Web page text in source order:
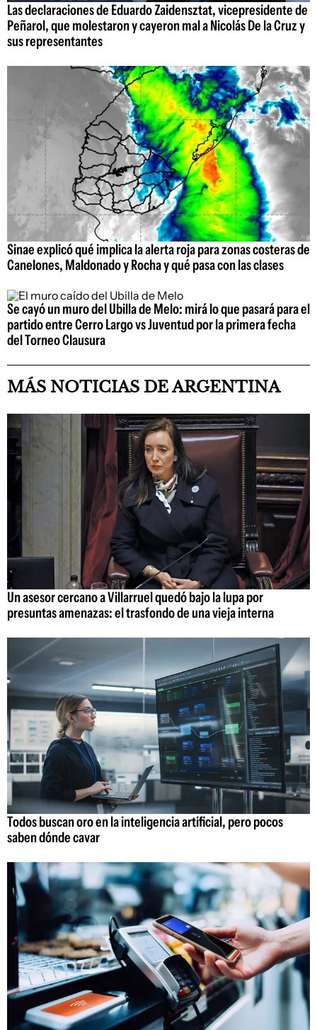
Las declaraciones de Eduardo Zaidensztat, vicepresidente de
Peñarol, que molestaron y cayeron mal a Nicolás De la Cruz y
sus representantes
Sinae explicó qué implica la alerta roja para zonas costeras de
Canelones, Maldonado y Rocha y qué pasa con las clases
Se cayó un muro del Ubilla de Melo: mirá lo que pasará para el
partido entre Cerro Largo vs Juventud por la primera fecha
del Torneo Clausura
MÁS NOTICIAS DE ARGENTINA
Un asesor cercano a Villarruel quedó bajo la lupa por
presuntas amenazas: el trasfondo de una vieja interna
Todos buscan oro en la inteligencia artificial, pero pocos
saben dónde cavar